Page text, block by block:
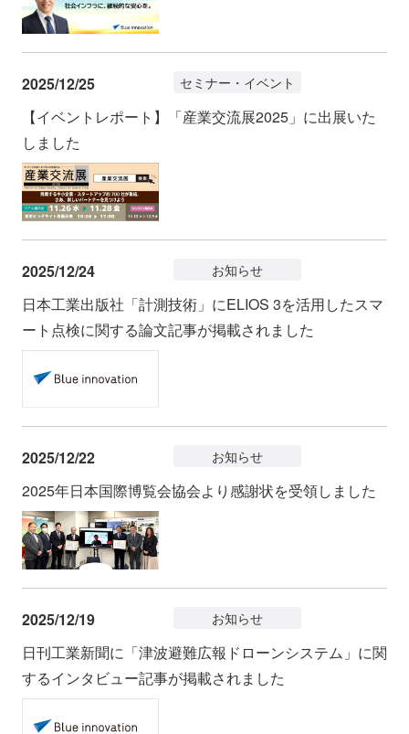
2025/12/25 セミナー・イベント
【イベントレポート】「産業交流展2025」に出展いた
しました
2025/12/24 お知らせ
日本工業出版社「計測技術」にELIOS 3を活用したスマ
ート点検に関する論文記事が掲載されました
2025/12/22 お知らせ
2025年日本国際博覧会協会より感謝状を受領しました
2025/12/19 お知らせ
日刊工業新聞に「津波避難広報ドローンシステム」に関
するインタビュー記事が掲載されました